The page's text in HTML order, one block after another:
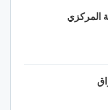
المركزي